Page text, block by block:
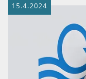
15.4.2024